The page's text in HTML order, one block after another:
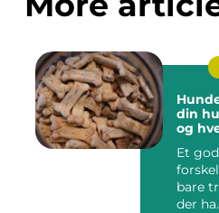
din
og
Et
bare
der